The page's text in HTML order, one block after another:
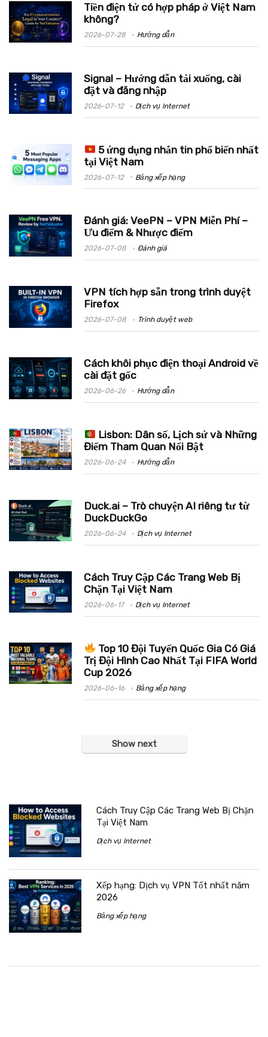
Tiền điện tử có hợp pháp ở Việt Nam
không?
2026-07-28 Hướng dẫn
Signal – Hướng dẫn tải xuống, cài
đặt và đăng nhập
2026-07-12 Dịch vụ Internet
5 ứng dụng nhắn tin phổ biến nhất
tại Việt Nam
2026-07-12 Bảng xếp hạng
Đánh giá: VeePN – VPN Miễn Phí –
Ưu điểm & Nhược điểm
2026-07-08 Đánh giá
VPN tích hợp sẵn trong trình duyệt
Firefox
2026-07-08 Trình duyệt web
Cách khôi phục điện thoại Android về
cài đặt gốc
2026-06-26 Hướng dẫn
Lisbon: Dân số, Lịch sử và Những
Điểm Tham Quan Nổi Bật
2026-06-24 Hướng dẫn
Duck.ai – Trò chuyện AI riêng tư từ
DuckDuckGo
2026-06-24 Dịch vụ Internet
Cách Truy Cập Các Trang Web Bị
Chặn Tại Việt Nam
2026-06-17 Dịch vụ Internet
Top 10 Đội Tuyển Quốc Gia Có Giá
Trị Đội Hình Cao Nhất Tại FIFA World
Cup 2026
2026-06-16 Bảng xếp hạng
Show next
Cách Truy Cập Các Trang Web Bị Chặn
Tại Việt Nam
Dịch vụ Internet
Xếp hạng: Dịch vụ VPN Tốt nhất năm
2026
Bảng xếp hạng